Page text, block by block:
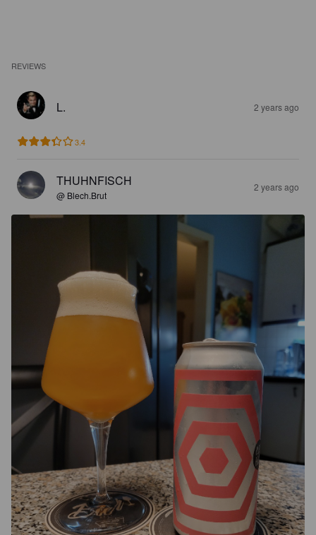
REVIEWS
L. 2 years ago
3.4
THUHNFISCH
@ Blech.Brut
2 years ago